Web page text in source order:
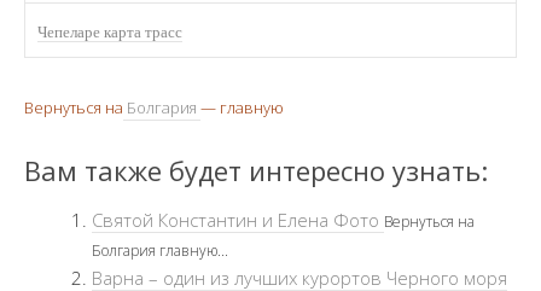
Чепеларе карта трасс
Вернуться на Болгария — главную
Вам также будет интересно узнать:
Святой Константин и Елена Фото Вернуться на
Болгария главную...
Варна – один из лучших курортов Черного моря